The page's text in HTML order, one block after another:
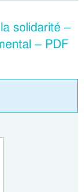
solidarité –
– PDF